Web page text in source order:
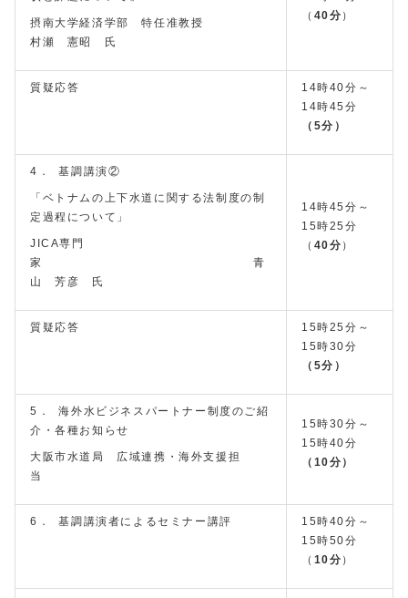
摂南大学経済学部 特任准教授
村瀬 憲昭 氏
（ 40分 ）
質疑応答
14時40分～
14時45分
（5分）
4． 基調講演②
「ベトナムの上下水道に関する法制度の制
定過程について」
JICA専門
家 青
山 芳彦 氏
14時45分～
15時25分
（ 40分 ）
質疑応答
15時25分～
15時30分
（5分）
5． 海外水ビジネスパートナー制度のご紹
介・各種お知らせ
大阪市水道局 広域連携・海外支援担
当
15時30分～
15時40分
（10分）
6． 基調講演者によるセミナー講評
15時40分～
15時50分
（ 10分 ）